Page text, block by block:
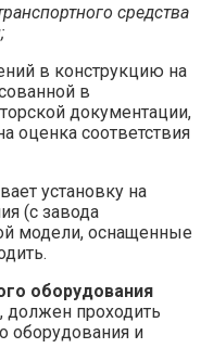
средства
в конструкцию на
в
документации,
оценка соответствия
установку на
(с завода
модели, оснащенные
оборудования
должен проходить
оборудования и